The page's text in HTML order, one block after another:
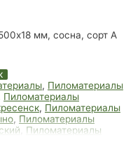
мм, сосна, сорт А
, Пиломатериалы
Пиломатериалы
, Пиломатериалы
, Пиломатериалы
Пиломатериалы